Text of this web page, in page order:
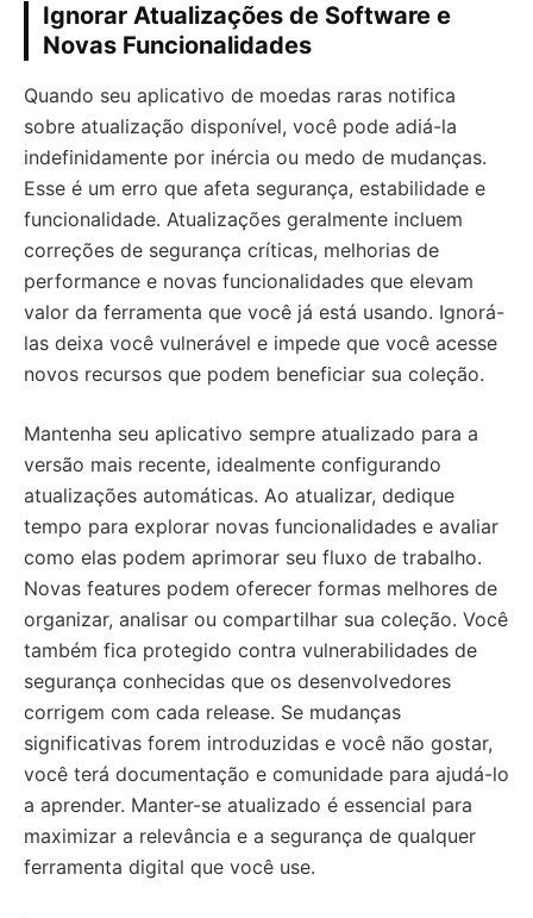
Ignorar Atualizações de Software e
Novas Funcionalidades
Quando seu aplicativo de moedas raras notifica
sobre atualização disponível, você pode adiá-la
indefinidamente por inércia ou medo de mudanças.
Esse é um erro que afeta segurança, estabilidade e
funcionalidade. Atualizações geralmente incluem
correções de segurança críticas, melhorias de
performance e novas funcionalidades que elevam
valor da ferramenta que você já está usando. Ignorá-
las deixa você vulnerável e impede que você acesse
novos recursos que podem beneficiar sua coleção.
Mantenha seu aplicativo sempre atualizado para a
versão mais recente, idealmente configurando
atualizações automáticas. Ao atualizar, dedique
tempo para explorar novas funcionalidades e avaliar
como elas podem aprimorar seu fluxo de trabalho.
Novas features podem oferecer formas melhores de
organizar, analisar ou compartilhar sua coleção. Você
também fica protegido contra vulnerabilidades de
segurança conhecidas que os desenvolvedores
corrigem com cada release. Se mudanças
significativas forem introduzidas e você não gostar,
você terá documentação e comunidade para ajudá-lo
a aprender. Manter-se atualizado é essencial para
maximizar a relevância e a segurança de qualquer
ferramenta digital que você use.